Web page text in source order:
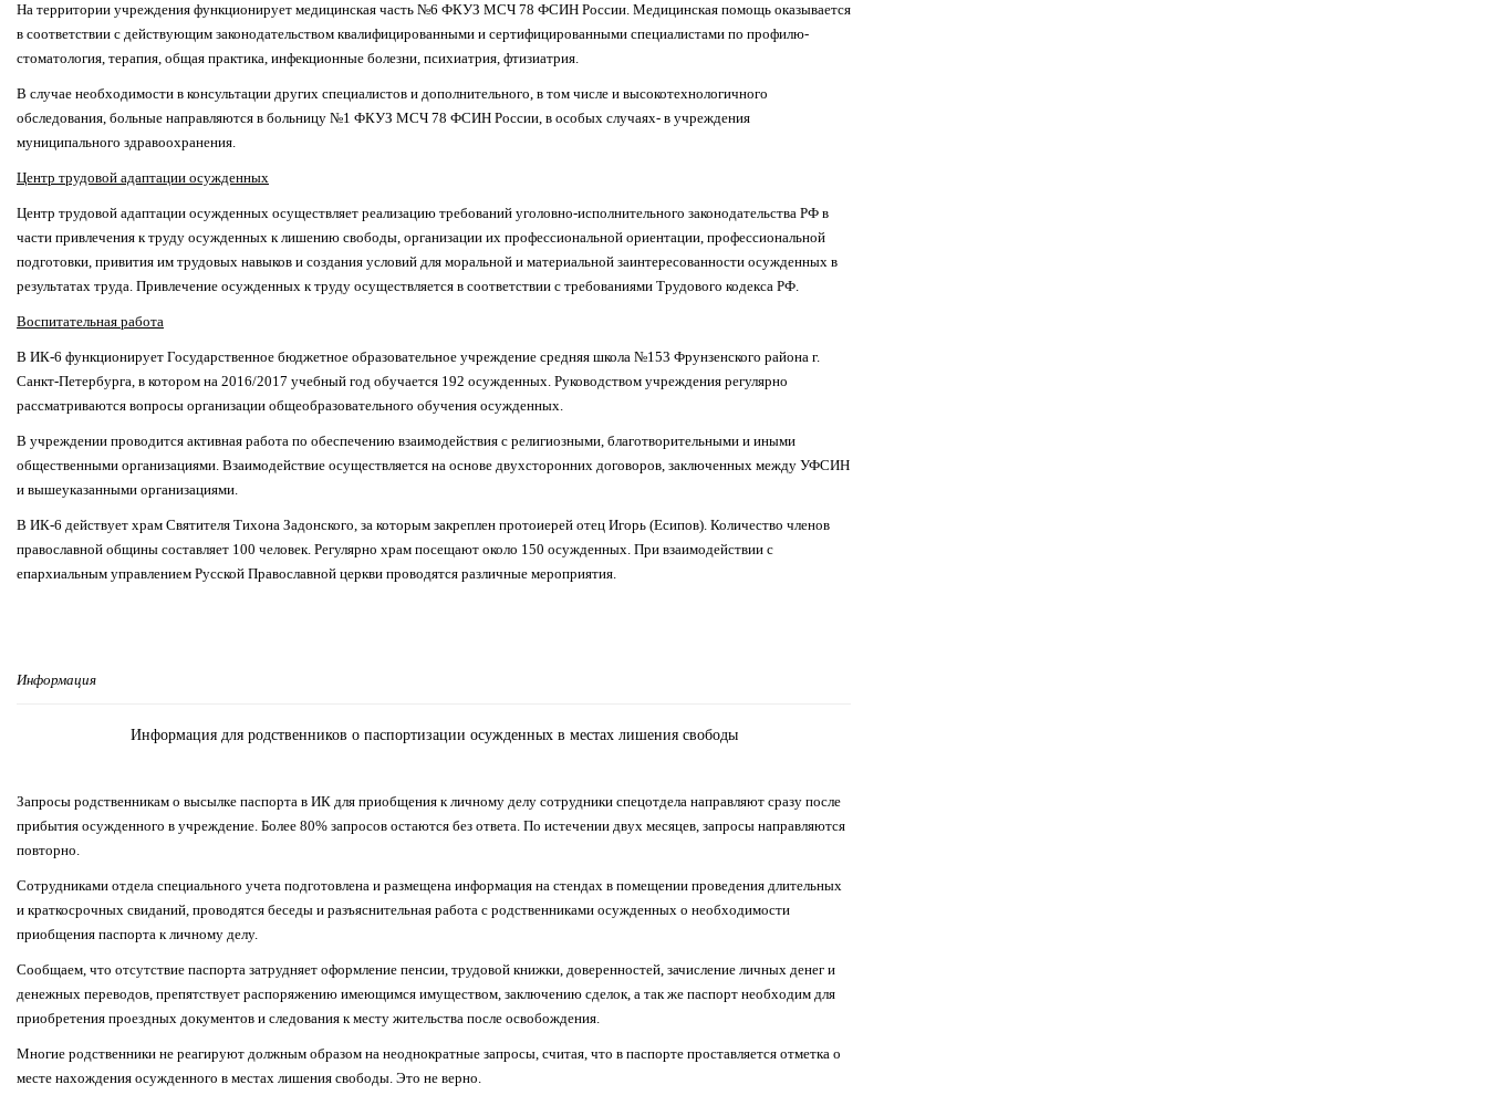
На территории учреждения функционирует медицинская часть №6 ФКУЗ МСЧ 78 ФСИН России. Медицинская помощь оказывается
в соответствии с действующим законодательством квалифицированными и сертифицированными специалистами по профилю-
стоматология, терапия, общая практика, инфекционные болезни, психиатрия, фтизиатрия.
В случае необходимости в консультации других специалистов и дополнительного, в том числе и высокотехнологичного
обследования, больные направляются в больницу №1 ФКУЗ МСЧ 78 ФСИН России, в особых случаях- в учреждения
муниципального здравоохранения.
Центр трудовой адаптации осужденных
Центр трудовой адаптации осужденных осуществляет реализацию требований уголовно-исполнительного законодательства РФ в
части привлечения к труду осужденных к лишению свободы, организации их профессиональной ориентации, профессиональной
подготовки, привития им трудовых навыков и создания условий для моральной и материальной заинтересованности осужденных в
результатах труда. Привлечение осужденных к труду осуществляется в соответствии с требованиями Трудового кодекса РФ.
Воспитательная работа
В ИК-6 функционирует Государственное бюджетное образовательное учреждение средняя школа №153 Фрунзенского района г.
Санкт-Петербурга, в котором на 2016/2017 учебный год обучается 192 осужденных. Руководством учреждения регулярно
рассматриваются вопросы организации общеобразовательного обучения осужденных.
В учреждении проводится активная работа по обеспечению взаимодействия с религиозными, благотворительными и иными
общественными организациями. Взаимодействие осуществляется на основе двухсторонних договоров, заключенных между УФСИН
и вышеуказанными организациями.
В ИК-6 действует храм Святителя Тихона Задонского, за которым закреплен протоиерей отец Игорь (Есипов). Количество членов
православной общины составляет 100 человек. Регулярно храм посещают около 150 осужденных. При взаимодействии с
епархиальным управлением Русской Православной церкви проводятся различные мероприятия.
Информация
Информация для родственников о паспортизации осужденных в местах лишения свободы
Запросы родственникам о высылке паспорта в ИК для приобщения к личному делу сотрудники спецотдела направляют сразу после
прибытия осужденного в учреждение. Более 80% запросов остаются без ответа. По истечении двух месяцев, запросы направляются
повторно.
Сотрудниками отдела специального учета подготовлена и размещена информация на стендах в помещении проведения длительных
и краткосрочных свиданий, проводятся беседы и разъяснительная работа с родственниками осужденных о необходимости
приобщения паспорта к личному делу.
Сообщаем, что отсутствие паспорта затрудняет оформление пенсии, трудовой книжки, доверенностей, зачисление личных денег и
денежных переводов, препятствует распоряжению имеющимся имуществом, заключению сделок, а так же паспорт необходим для
приобретения проездных документов и следования к месту жительства после освобождения.
Многие родственники не реагируют должным образом на неоднократные запросы, считая, что в паспорте проставляется отметка о
месте нахождения осужденного в местах лишения свободы. Это не верно.